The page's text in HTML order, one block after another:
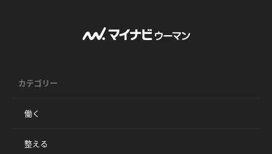
カテゴリー
働く
整える